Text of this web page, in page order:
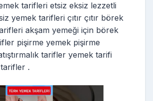
tarifleri etsiz eksiz lezzetli
yemek tarifleri çıtır çıtır börek
akşam yemeği için börek
pişirme yemek pişirme
tarifler yemek tarifi
.